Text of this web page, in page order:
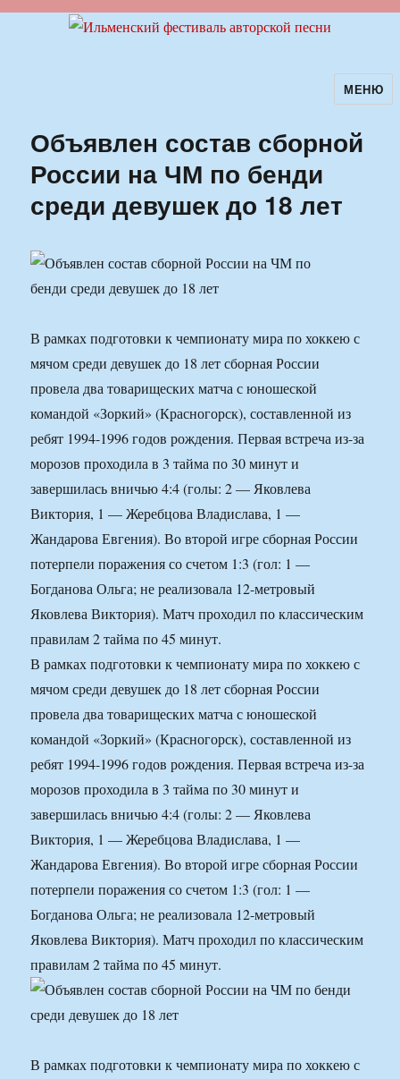
Ильменский фестиваль авторской
песни
МЕНЮ
Объявлен состав сборной
России на ЧМ по бенди
среди девушек до 18 лет
В рамках подготовки к чемпионату мира по хоккею с
мячом среди девушек до 18 лет сборная России
провела два товарищеских матча с юношеской
командой «Зоркий» (Красногорск), составленной из
ребят 1994-1996 годов рождения. Первая встреча из-за
морозов проходила в 3 тайма по 30 минут и
завершилась вничью 4:4 (голы: 2 — Яковлева
Виктория, 1 — Жеребцова Владислава, 1 —
Жандарова Евгения). Во второй игре сборная России
потерпели поражения со счетом 1:3 (гол: 1 —
Богданова Ольга; не реализовала 12-метровый
Яковлева Виктория). Матч проходил по классическим
правилам 2 тайма по 45 минут.
В рамках подготовки к чемпионату мира по хоккею с
мячом среди девушек до 18 лет сборная России
провела два товарищеских матча с юношеской
командой «Зоркий» (Красногорск), составленной из
ребят 1994-1996 годов рождения. Первая встреча из-за
морозов проходила в 3 тайма по 30 минут и
завершилась вничью 4:4 (голы: 2 — Яковлева
Виктория, 1 — Жеребцова Владислава, 1 —
Жандарова Евгения). Во второй игре сборная России
потерпели поражения со счетом 1:3 (гол: 1 —
Богданова Ольга; не реализовала 12-метровый
Яковлева Виктория). Матч проходил по классическим
правилам 2 тайма по 45 минут.
В рамках подготовки к чемпионату мира по хоккею с